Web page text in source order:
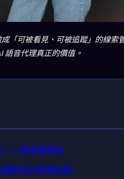
「可被看見、可被追蹤」的線索
語音代理真正的價值。
一眼看懂重點
察到的現場改變